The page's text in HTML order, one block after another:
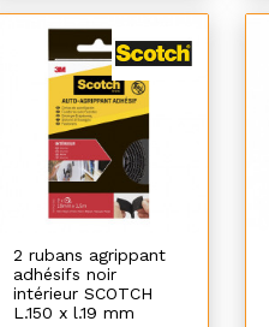
2 rubans agrippant
adhésifs noir
intérieur SCOTCH
L.150 x l.19 mm